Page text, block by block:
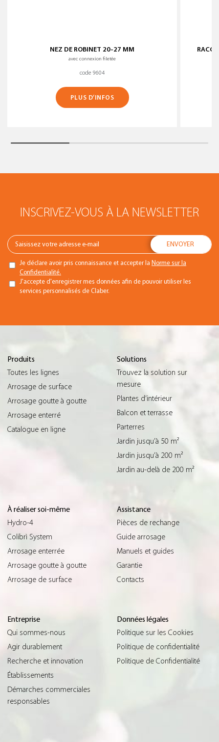
NEZ DE ROBINET 20-27 MM
avec connexion filetée
code 9604
PLUS D’INFOS
INSCRIVEZ-VOUS À LA NEWSLETTER
Je déclare avoir pris connaissance et accepter la Norme sur la
Confidentialité.
J'accepte d'enregistrer mes données afin de pouvoir utiliser les
services personnalisés de Claber.
Produits
Toutes les lignes
Arrosage de surface
Arrosage goutte à goutte
Arrosage enterré
Catalogue en ligne
Solutions
Trouvez la solution sur
mesure
Plantes d’intérieur
Balcon et terrasse
Parterres
Jardin jusqu’à 50 m²
Jardin jusqu’à 200 m²
Jardin au-delà de 200 m²
À réaliser soi-même
Hydro-4
Colibrì System
Arrosage enterrée
Arrosage goutte à goutte
Arrosage de surface
Assistance
Pièces de rechange
Guide arrosage
Manuels et guides
Garantie
Contacts
Entreprise
Qui sommes-nous
Agir durablement
Recherche et innovation
Établissements
Démarches commerciales
responsables
Données légales
Politique sur les Cookies
Politique de confidentialité
Politique de Confidentialité